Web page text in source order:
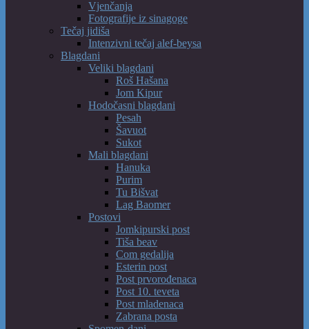
Vjenčanja
Fotografije iz sinagoge
Tečaj jidiša
Intenzivni tečaj alef-beysa
Blagdani
Veliki blagdani
Roš Hašana
Jom Kipur
Hodočasni blagdani
Pesah
Šavuot
Sukot
Mali blagdani
Hanuka
Purim
Tu Bišvat
Lag Baomer
Postovi
Jomkipurski post
Tiša beav
Com gedalija
Esterin post
Post prvorođenaca
Post 10. teveta
Post mladenaca
Zabrana posta